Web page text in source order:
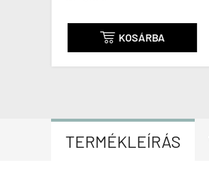
 KOSÁRBA
TERMÉKLEÍRÁS